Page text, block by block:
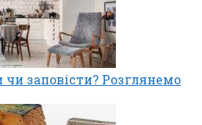
заповісти? Розглянемо